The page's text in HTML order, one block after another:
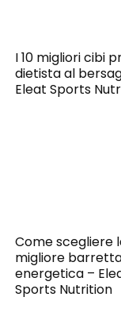
I 10 migliori cibi
dietista al
Eleat Sports
Come scegliere
migliore
energetica –
Sports Nutrition